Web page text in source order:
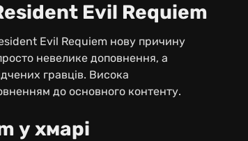
Evil Requiem
Evil Requiem нову причину
невелике доповнення, а
гравців. Висока
до основного контенту.
у хмарі